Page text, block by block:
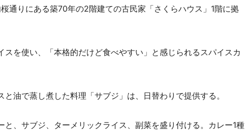
通りにある築70年の2階建ての古民家「さくらハウス」1階に拠
を使い、「本格的だけど食べやすい」と感じられるスパイスカ
油で蒸し煮した料理「サブジ」は、日替わりで提供する。
、サブジ、ターメリックライス、副菜を盛り付ける。カレー1種